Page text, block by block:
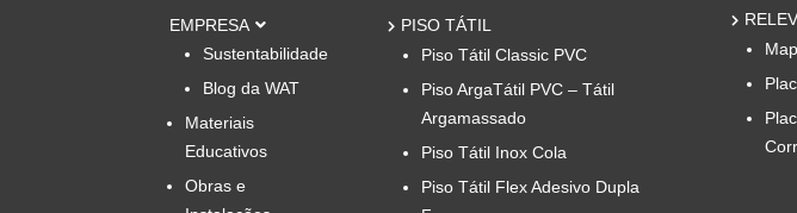
EMPRESA
Sustentabilidade
Blog da WAT
Materiais
Educativos
Obras e
PISO TÁTIL
Piso Tátil Classic PVC
Piso ArgaTátil PVC – Tátil
Argamassado
Piso Tátil Inox Cola
Piso Tátil Flex Adesivo Dupla